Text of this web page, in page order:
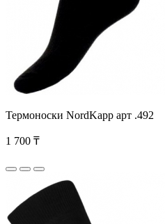
Термоноски NordKapp арт .492
1 700 ₸